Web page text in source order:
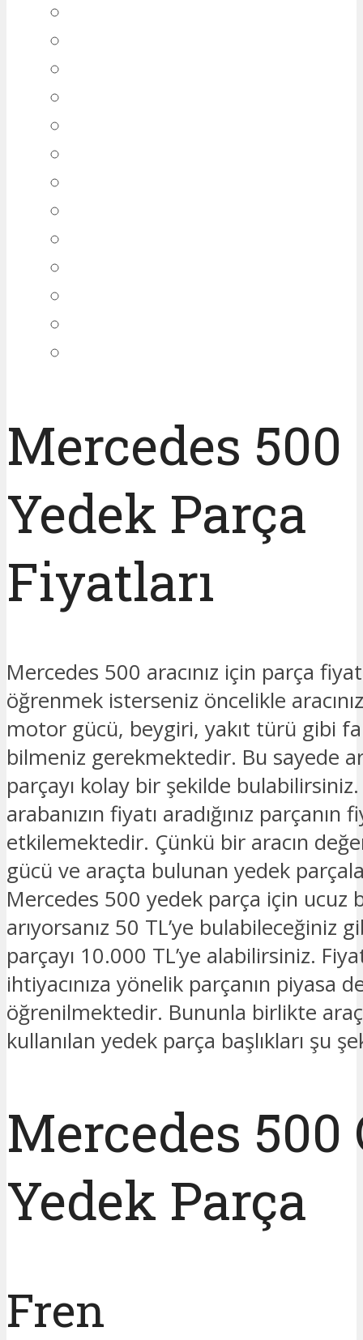
Mercedes 500
Yedek Parça
Fiyatları
Mercedes 500 aracınız için parça
öğrenmek isterseniz öncelikle
motor gücü, beygiri, yakıt türü gibi
bilmeniz gerekmektedir. Bu sayede
parçayı kolay bir şekilde bulabilirsiniz.
arabanızın fiyatı aradığınız parçanın
etkilemektedir. Çünkü bir aracın
gücü ve araçta bulunan yedek
Mercedes 500 yedek parça için ucuz
arıyorsanız 50 TL’ye bulabileceğiniz
parçayı 10.000 TL’ye alabilirsiniz.
ihtiyacınıza yönelik parçanın piyasa
öğrenilmektedir. Bununla birlikte
kullanılan yedek parça başlıkları şu
Mercedes 500
Yedek Parça
Fren